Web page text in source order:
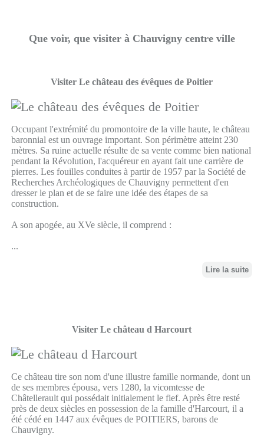
Que voir, que visiter à Chauvigny centre ville
Visiter Le château des évêques de Poitier
Occupant l'extrémité du promontoire de la ville haute, le château
baronnial est un ouvrage important. Son périmètre atteint 230
mètres. Sa ruine actuelle résulte de sa vente comme bien national
pendant la Révolution, l'acquéreur en ayant fait une carrière de
pierres. Les fouilles conduites à partir de 1957 par la Société de
Recherches Archéologiques de Chauvigny permettent d'en
dresser le plan et de se faire une idée des étapes de sa
construction.
A son apogée, au XVe siècle, il comprend :
...
Lire la suite
Visiter Le château d Harcourt
Ce château tire son nom d'une illustre famille normande, dont un
de ses membres épousa, vers 1280, la vicomtesse de
Châtellerault qui possédait initialement le fief. Après être resté
près de deux siècles en possession de la famille d'Harcourt, il a
été cédé en 1447 aux évêques de POITIERS, barons de
Chauvigny.